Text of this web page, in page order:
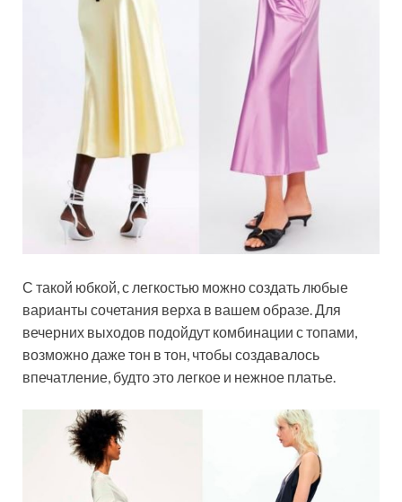
С такой юбкой, с легкостью можно создать любые
варианты сочетания верха в вашем образе. Для
вечерних выходов подойдут комбинации с топами,
возможно даже тон в тон, чтобы создавалось
впечатление, будто это легкое и нежное платье.